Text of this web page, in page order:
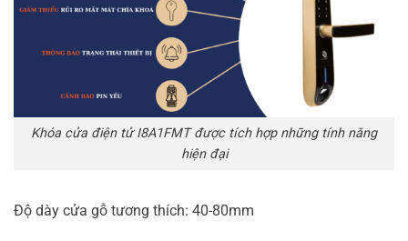
Khóa cửa điện tử I8A1FMT được tích hợp những tính năng
hiện đại
Độ dày cửa gỗ tương thích: 40-80mm